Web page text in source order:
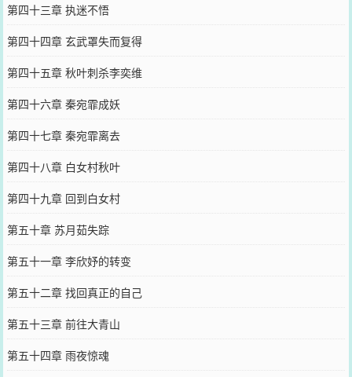
第四十三章 执迷不悟
第四十四章 玄武罩失而复得
第四十五章 秋叶刺杀李奕维
第四十六章 秦宛霏成妖
第四十七章 秦宛霏离去
第四十八章 白女村秋叶
第四十九章 回到白女村
第五十章 苏月茹失踪
第五十一章 李欣妤的转变
第五十二章 找回真正的自己
第五十三章 前往大青山
第五十四章 雨夜惊魂